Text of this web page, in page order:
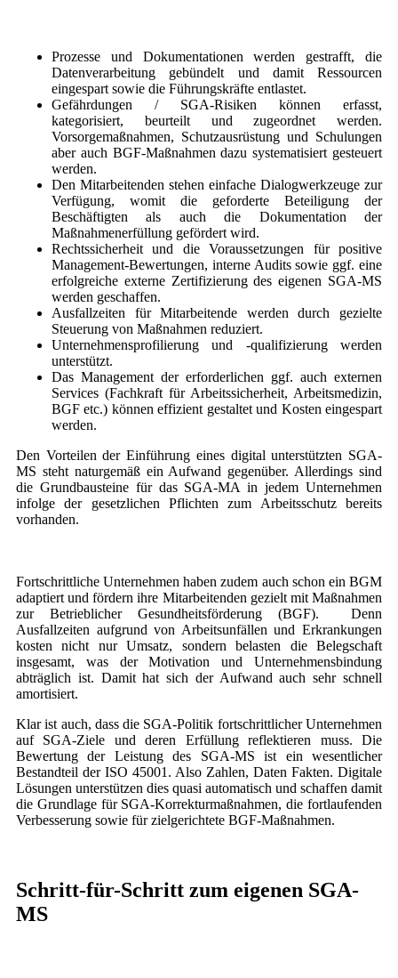
Prozesse und Dokumentationen werden gestrafft, die
Datenverarbeitung gebündelt und damit Ressourcen
eingespart sowie die Führungskräfte entlastet.
Gefährdungen / SGA-Risiken können erfasst,
kategorisiert, beurteilt und zugeordnet werden.
Vorsorgemaßnahmen, Schutzausrüstung und Schulungen
aber auch BGF-Maßnahmen dazu systematisiert gesteuert
werden.
Den Mitarbeitenden stehen einfache Dialogwerkzeuge zur
Verfügung, womit die geforderte Beteiligung der
Beschäftigten als auch die Dokumentation der
Maßnahmenerfüllung gefördert wird.
Rechtssicherheit und die Voraussetzungen für positive
Management-Bewertungen, interne Audits sowie ggf. eine
erfolgreiche externe Zertifizierung des eigenen SGA-MS
werden geschaffen.
Ausfallzeiten für Mitarbeitende werden durch gezielte
Steuerung von Maßnahmen reduziert.
Unternehmensprofilierung und -qualifizierung werden
unterstützt.
Das Management der erforderlichen ggf. auch externen
Services (Fachkraft für Arbeitssicherheit, Arbeitsmedizin,
BGF etc.) können effizient gestaltet und Kosten eingespart
werden.
Den Vorteilen der Einführung eines digital unterstützten SGA-
MS steht naturgemäß ein Aufwand gegenüber. Allerdings sind
die Grundbausteine für das SGA-MA in jedem Unternehmen
infolge der gesetzlichen Pflichten zum Arbeitsschutz bereits
vorhanden.
Fortschrittliche Unternehmen haben zudem auch schon ein BGM
adaptiert und fördern ihre Mitarbeitenden gezielt mit Maßnahmen
zur Betrieblicher Gesundheitsförderung (BGF). Denn
Ausfallzeiten aufgrund von Arbeitsunfällen und Erkrankungen
kosten nicht nur Umsatz, sondern belasten die Belegschaft
insgesamt, was der Motivation und Unternehmensbindung
abträglich ist. Damit hat sich der Aufwand auch sehr schnell
amortisiert.
Klar ist auch, dass die SGA-Politik fortschrittlicher Unternehmen
auf SGA-Ziele und deren Erfüllung reflektieren muss. Die
Bewertung der Leistung des SGA-MS ist ein wesentlicher
Bestandteil der ISO 45001. Also Zahlen, Daten Fakten. Digitale
Lösungen unterstützen dies quasi automatisch und schaffen damit
die Grundlage für SGA-Korrekturmaßnahmen, die fortlaufenden
Verbesserung sowie für zielgerichtete BGF-Maßnahmen.
Schritt-für-Schritt zum eigenen SGA-
MS